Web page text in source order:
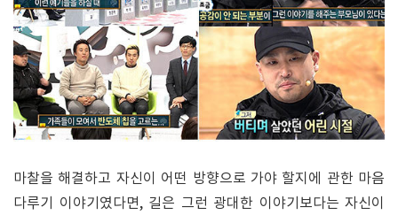
마찰을 해결하고 자신이 어떤 방향으로 가야 할지에 관한 마음
다루기 이야기였다면, 길은 그런 광대한 이야기보다는 자신이